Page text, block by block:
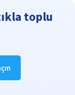
toplu